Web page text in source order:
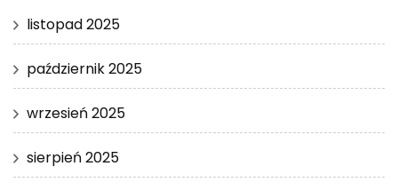
listopad 2025
październik 2025
wrzesień 2025
sierpień 2025